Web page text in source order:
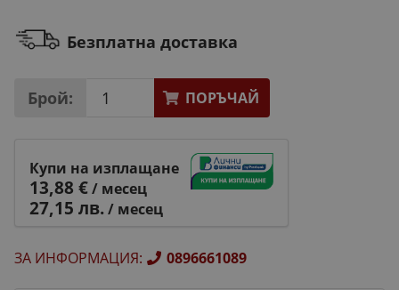
Безплатна доставка
Брой: ПОРЪЧАЙ
Купи на изплащане
13,88 €/ месец
27,15 лв./ месец
ЗА ИНФОРМАЦИЯ: 0896661089